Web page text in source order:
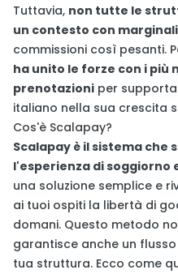
Tuttavia, non tutte le
un contesto con
commissioni così pesanti.
ha unito le forze con i più
prenotazioni per
italiano nella sua crescita
Cos'è Scalapay?
Scalapay è il sistema
l'esperienza di soggiorno
una soluzione semplice e
ai tuoi ospiti la libertà di
domani. Questo metodo
garantisce anche un
tua struttura. Ecco come